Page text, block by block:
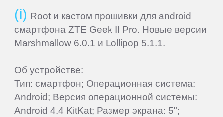
Root и кастом прошивки для android
смартфона ZTE Geek II Pro. Новые версии
Marshmallow 6.0.1 и Lollipop 5.1.1.
Об устройстве:
Тип: смартфон; Операционная система:
Android; Версия операционной системы:
Android 4.4 KitKat; Размер экрана: 5";
Nokia
Nvidia
OVERMAX
Oysters